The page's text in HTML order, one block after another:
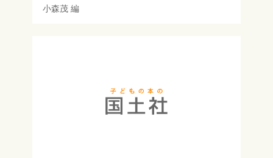
小森茂編